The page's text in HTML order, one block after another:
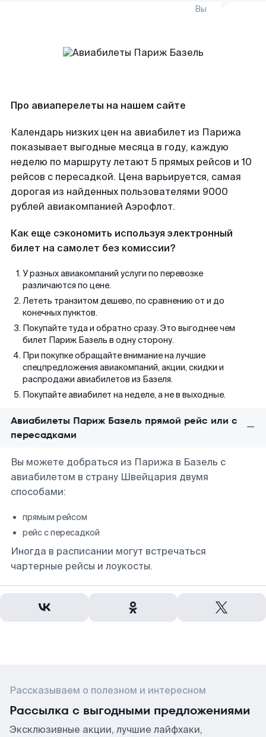
Вы
Про авиаперелеты на нашем сайте
Календарь низких цен на авиабилет из Парижа
показывает выгодные месяца в году, каждую
неделю по маршруту летают 5 прямых рейсов и 10
рейсов с пересадкой. Цена варьируется, самая
дорогая из найденных пользователями 9000
рублей авиакомпанией Аэрофлот.
Как еще сэкономить используя электронный
билет на самолет без комиссии?
У разных авиакомпаний услуги по перевозке
различаются по цене.
Лететь транзитом дешево, по сравнению от и до
конечных пунктов.
Покупайте туда и обратно сразу. Это выгоднее чем
билет Париж Базель в одну сторону.
При покупке обращайте внимание на лучшие
спецпредложения авиакомпаний, акции, скидки и
распродажи авиабилетов из Базеля.
Покупайте авиабилет на неделе, а не в выходные.
Авиабилеты Париж Базель прямой рейс или с
пересадками
Вы можете добраться из Парижа в Базель с
авиабилетом в страну Швейцария двумя
способами:
прямым рейсом
рейс с пересадкой
Иногда в расписании могут встречаться
чартерные рейсы и лоукосты.
Рассказываем о полезном и интересном
Рассылка с выгодными предложениями
Эксклюзивные акции, лучшие лайфхаки,